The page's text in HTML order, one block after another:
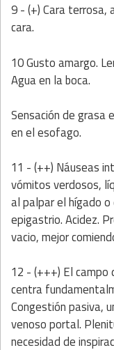
9 - (+) Cara terrosa,
cara.
10 Gusto amargo.
Agua en la boca.
Sensación de grasa
en el esofago.
11 - (++) Náuseas
vómitos verdosos,
al palpar el hígado
epigastrio. Acidez.
vacio, mejor
12 - (+++) El campo
centra
Congestión pasiva,
venoso portal.
necesidad de